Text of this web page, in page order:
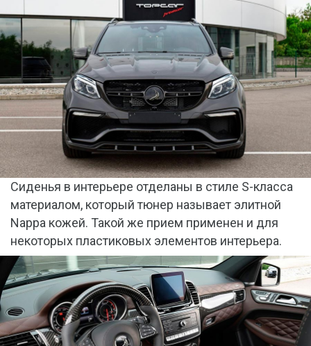
Сиденья в интерьере отделаны в стиле S-класса
материалом, который тюнер называет элитной
Nappa кожей. Такой же прием применен и для
некоторых пластиковых элементов интерьера.